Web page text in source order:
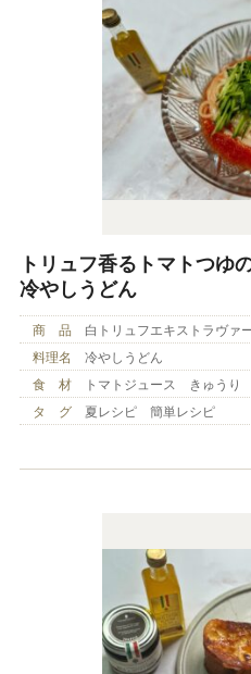
トリュフ香るトマトつゆ
冷やしうどん
商 品
白トリュフエキストラヴァ
料理名
冷やしうどん
食 材
トマトジュース きゅう
タ グ
夏レシピ 簡単レシピ